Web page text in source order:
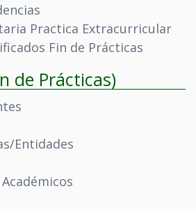
Practica Extracurricular
Fin de Prácticas
de Prácticas)
Entidades